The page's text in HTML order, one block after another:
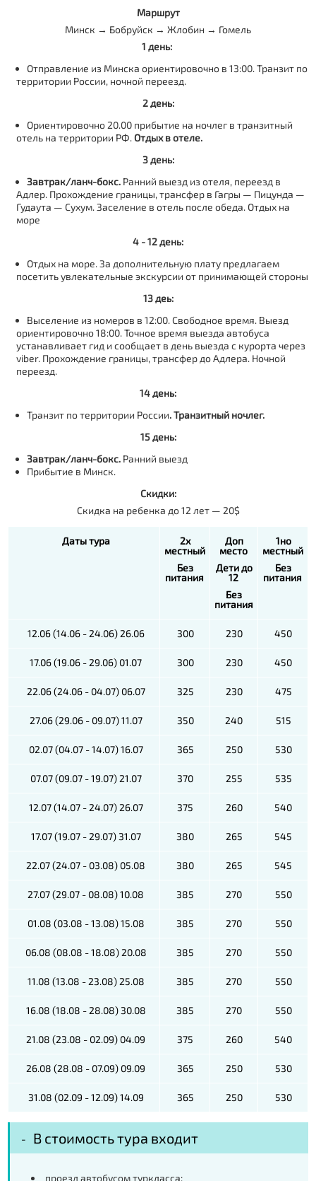
Маршрут
Минск → Бобруйск → Жлобин → Гомель
1 день:
Отправление из Минска ориентировочно в 13:00. Транзит по
территории России, ночной переезд.
2 день:
Ориентировочно 20.00 прибытие на ночлег в транзитный
отель на территории РФ.Отдых в отеле.
3 день:
Завтрак/ланч-бокс. Ранний выезд из отеля, переезд в
Адлер. Прохождение границы, трансфер в Гагры — Пицунда —
Гудаута — Сухум. Заселение в отель после обеда. Отдых на
море
4 - 12 день:
Отдых на море. За дополнительную плату предлагаем
посетить увлекательные экскурсии от принимающей стороны
13 деь:
Выселение из номеров в 12:00. Свободное время. Выезд
ориентировочно 18:00. Точное время выезда автобуса
устанавливает гид и сообщает в день выезда с курорта через
viber. Прохождение границы, трансфер до Адлера. Ночной
переезд.
14 день:
Транзит по территории России. Транзитный ночлег.
15 день:
Завтрак/ланч-бокс. Ранний выезд
Прибытие в Минск.
Скидки:
Скидка на ребенка до 12 лет — 20$
Даты тура
2х
местный
Без
питания
Доп
место
Дети до
12
Без
питания
1но
местный
Без
питания
12.06 (14.06 - 24.06) 26.06 300 230 450
17.06 (19.06 - 29.06) 01.07 300 230 450
22.06 (24.06 - 04.07) 06.07 325 230 475
27.06 (29.06 - 09.07) 11.07 350 240 515
02.07 (04.07 - 14.07) 16.07 365 250 530
07.07 (09.07 - 19.07) 21.07 370 255 535
12.07 (14.07 - 24.07) 26.07 375 260 540
17.07 (19.07 - 29.07) 31.07 380 265 545
22.07 (24.07 - 03.08) 05.08 380 265 545
27.07 (29.07 - 08.08) 10.08 385 270 550
01.08 (03.08 - 13.08) 15.08 385 270 550
06.08 (08.08 - 18.08) 20.08 385 270 550
11.08 (13.08 - 23.08) 25.08 385 270 550
16.08 (18.08 - 28.08) 30.08 385 270 550
21.08 (23.08 - 02.09) 04.09 375 260 540
26.08 (28.08 - 07.09) 09.09 365 250 530
31.08 (02.09 - 12.09) 14.09 365 250 530
В стоимость тура входит
проезд автобусом туркласса;